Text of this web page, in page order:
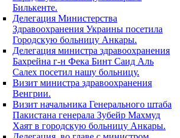
Билькенте.
Делегация Министерства
Здравоохранения Украины посетила
Городскую больницу Анкары.
Делегация министра здравоохранения
Бахрейна г-н Фека Бинт Саид Аль
Салех посетил нашу больницу.
Визит министра здравоохранения
Венгрии.
Визит начальника Генерального штаба
Пакистана генерала Зубейр Махмуд
Хаят в городскую больницу Анкары.